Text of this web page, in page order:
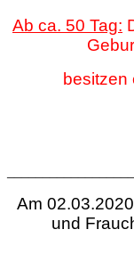
Ab ca. 50 Tag:
besitzen
Am
und